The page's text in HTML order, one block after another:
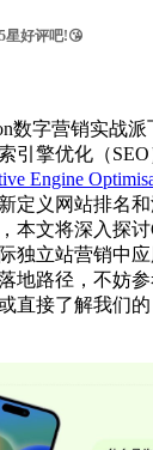
星好评吧!😘
数字营销实战
引擎优化（
Engine
定义网站排名
本文将深入探
独立站营销中
地路径，不妨
或直接了解我们的